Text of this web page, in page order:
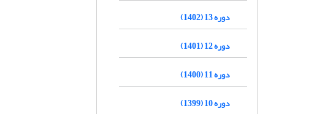
دوره 13 (1402)
دوره 12 (1401)
دوره 11 (1400)
دوره 10 (1399)